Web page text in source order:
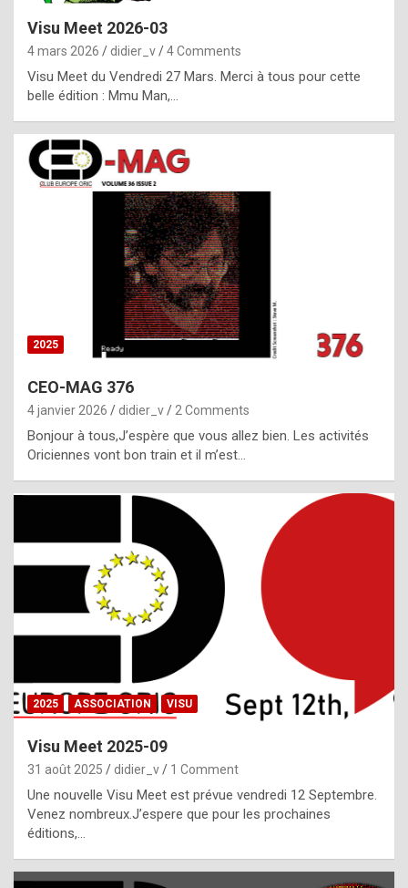
p
l
c
h
i
s
t
o
r
p
e
c
i
l
,
g
h
t
f
Visu Meet 2026-03
4 mars 2026 didier_v 4 Comments
Visu Meet du Vendredi 27 Mars. Merci à tous pour cette
belle édition : Mmu Man,…
2025
CEO-MAG 376
4 janvier 2026 didier_v 2 Comments
Bonjour à tous,J’espère que vous allez bien. Les activités
Oriciennes vont bon train et il m’est…
2025 ASSOCIATION VISU
Visu Meet 2025-09
31 août 2025 didier_v 1 Comment
Une nouvelle Visu Meet est prévue vendredi 12 Septembre.
Venez nombreux.J’espere que pour les prochaines
éditions,…